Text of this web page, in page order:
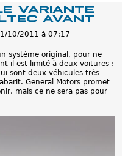
variante
avant
10/2011 à 07:17
système original, pour ne
il est limité à deux voitures :
sont deux véhicules très
General Motors promet
mais ce ne sera pas pour